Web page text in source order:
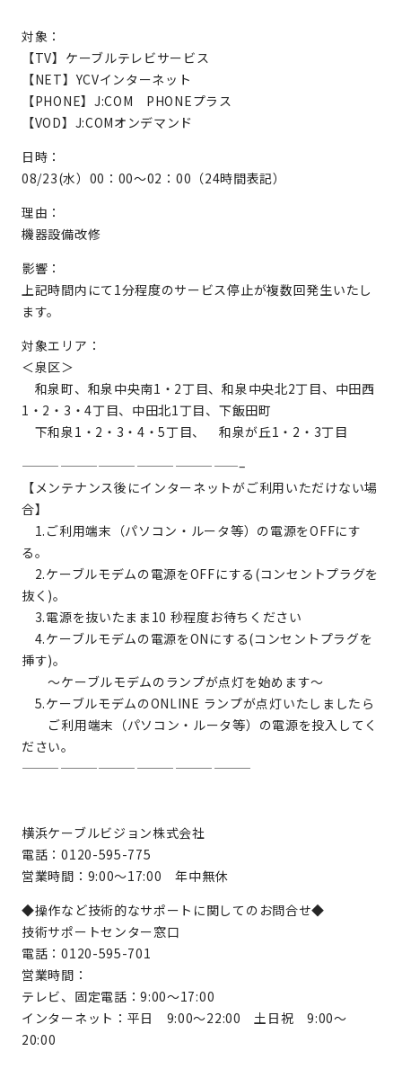
対象：
【TV】ケーブルテレビサービス
【NET】YCVインターネット
【PHONE】J:COM PHONEプラス
【VOD】J:COMオンデマンド
日時：
08/23(水）00：00～02：00（24時間表記）
理由：
機器設備改修
影響：
上記時間内にて1分程度のサービス停止が複数回発生いたし
ます。
対象エリア：
＜泉区＞
和泉町、和泉中央南1・2丁目、和泉中央北2丁目、中田西
1・2・3・4丁目、中田北1丁目、下飯田町
下和泉1・2・3・4・5丁目、 和泉が丘1・2・3丁目
—————————————————–
【メンテナンス後にインターネットがご利用いただけない場
合】
1.ご利用端末（パソコン・ルータ等）の電源をOFFにす
る。
2.ケーブルモデムの電源をOFFにする(コンセントプラグを
抜く)。
3.電源を抜いたまま10 秒程度お待ちください
4.ケーブルモデムの電源をONにする(コンセントプラグを
挿す)。
～ケーブルモデムのランプが点灯を始めます～
5.ケーブルモデムのONLINE ランプが点灯いたしましたら
ご利用端末（パソコン・ルータ等）の電源を投入してく
ださい。
——————————————————
横浜ケーブルビジョン株式会社
電話：0120-595-775
営業時間：9:00～17:00 年中無休
◆操作など技術的なサポートに関してのお問合せ◆
技術サポートセンター窓口
電話：0120-595-701
営業時間：
テレビ、固定電話：9:00～17:00
インターネット：平日 9:00～22:00 土日祝 9:00～
20:00